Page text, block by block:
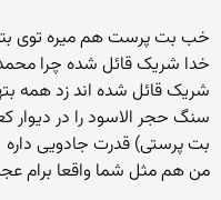
خب بت پرست هم میره توی
خدا شریک قائل شده چرا
شریک قائل شده اند زد همه
سنگ حجر الاسود را در دیوار
بت پرستی) قدرت جادویی داره
من هم مثل شما واقعا برام